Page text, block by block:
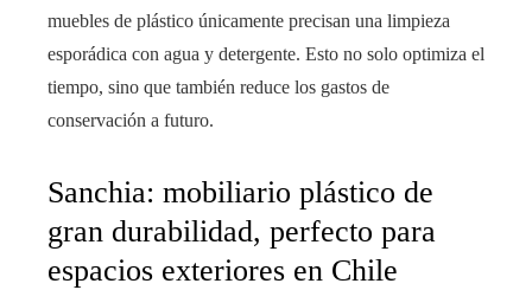
muebles de plástico únicamente precisan una limpieza
esporádica con agua y detergente. Esto no solo optimiza el
tiempo, sino que también reduce los gastos de
conservación a futuro.
Sanchia: mobiliario plástico de
gran durabilidad, perfecto para
espacios exteriores en Chile